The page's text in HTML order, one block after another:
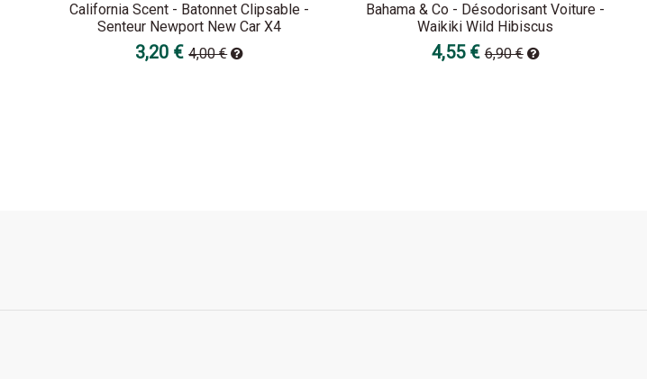
California Scent - Batonnet Clipsable -
Senteur Newport New Car X4
3,20 €4,00 €
Bahama & Co - Désodorisant Voiture -
Waikiki Wild Hibiscus
4,55 €6,90 €